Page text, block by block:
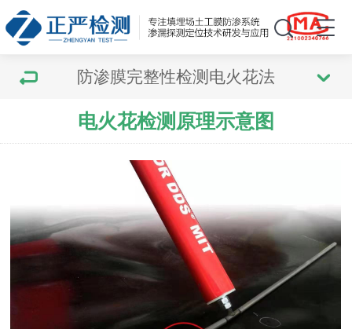
防渗膜完整性检测电火花法
电火花检测原理示意图